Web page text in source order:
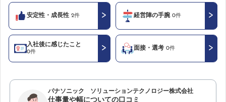
安定性・成長性 2件 経営陣の手腕 0件
入社後に感じたこと
0件
面接・選考 0件
パナソニック ソリューションテクノロジー株式会社
仕事量や幅についての口コミ